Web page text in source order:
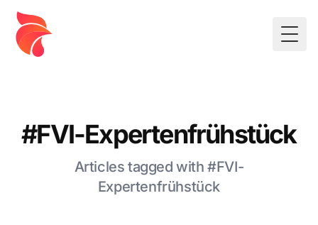
#FVI-Expertenfrühstück
Articles tagged with #FVI-
Expertenfrühstück